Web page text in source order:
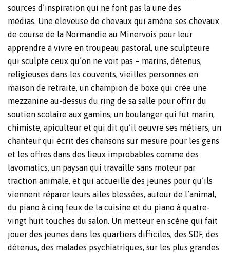
sources d’inspiration qui ne font pas la une des
médias. Une éleveuse de chevaux qui amène ses chevaux
de course de la Normandie au Minervois pour leur
apprendre à vivre en troupeau pastoral, une sculpteure
qui sculpte ceux qu’on ne voit pas – marins, détenus,
religieuses dans les couvents, vieilles personnes en
maison de retraite, un champion de boxe qui crée une
mezzanine au-dessus du ring de sa salle pour offrir du
soutien scolaire aux gamins, un boulanger qui fut marin,
chimiste, apiculteur et qui dit qu’il oeuvre ses métiers, un
chanteur qui écrit des chansons sur mesure pour les gens
et les offres dans des lieux improbables comme des
lavomatics, un paysan qui travaille sans moteur par
traction animale, et qui accueille des jeunes pour qu’ils
viennent réparer leurs ailes blessées, autour de l’animal,
du piano à cinq feux de la cuisine et du piano à quatre-
vingt huit touches du salon. Un metteur en scène qui fait
jouer des jeunes dans les quartiers difficiles, des SDF, des
détenus, des malades psychiatriques, sur les plus grandes